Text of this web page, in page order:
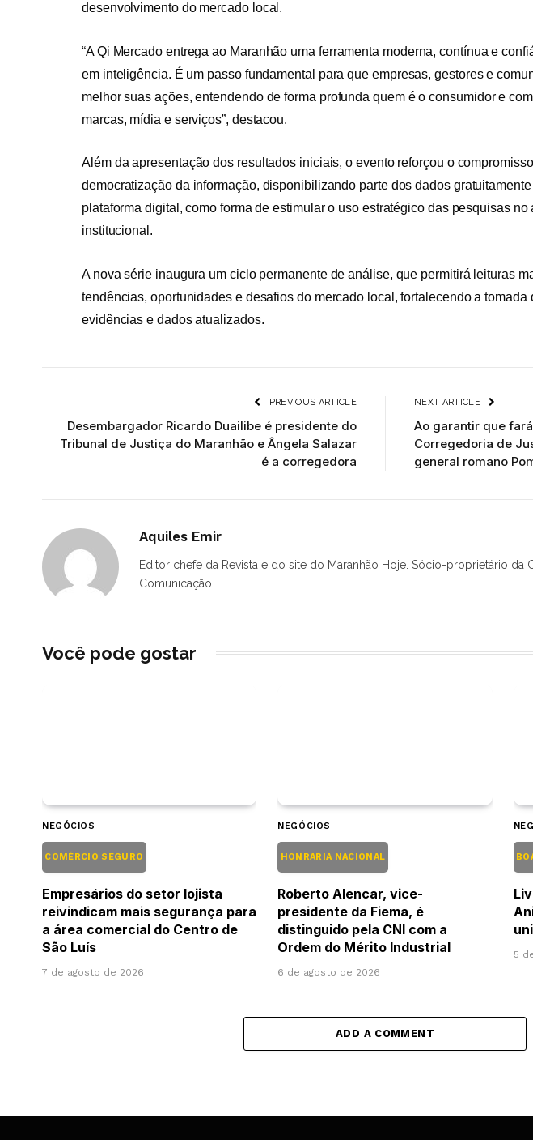
desenvolvimento do mercado local.
“A Qi Mercado entrega ao Maranhão uma ferramenta moderna, contínua e
em inteligência. É um passo fundamental para que empresas, gestores e
melhor suas ações, entendendo de forma profunda quem é o consumidor e
marcas, mídia e serviços”, destacou.
Além da apresentação dos resultados iniciais, o evento reforçou o
democratização da informação, disponibilizando parte dos dados
plataforma digital, como forma de estimular o uso estratégico das pesquisas
institucional.
A nova série inaugura um ciclo permanente de análise, que permitirá leituras
tendências, oportunidades e desafios do mercado local, fortalecendo a
evidências e dados atualizados.
PREVIOUS ARTICLE
Desembargador Ricardo Duailibe é presidente do
Tribunal de Justiça do Maranhão e Ângela Salazar
é a corregedora
NEXT ARTICLE
Ao garantir que
Corregedoria de
general romano
Aquiles Emir
Editor chefe da Revista e do site do Maranhão Hoje. Sócio-proprietário da
Comunicação
Você pode gostar
NEGÓCIOS
COMÉRCIO SEGURO
Empresários do setor lojista
reivindicam mais segurança para
a área comercial do Centro de
São Luís
7 de agosto de 2026
NEGÓCIOS
HONRARIA NACIONAL
Roberto Alencar, vice-
presidente da Fiema, é
distinguido pela CNI com a
Ordem do Mérito Industrial
6 de agosto de 2026
5
ADD A COMMENT